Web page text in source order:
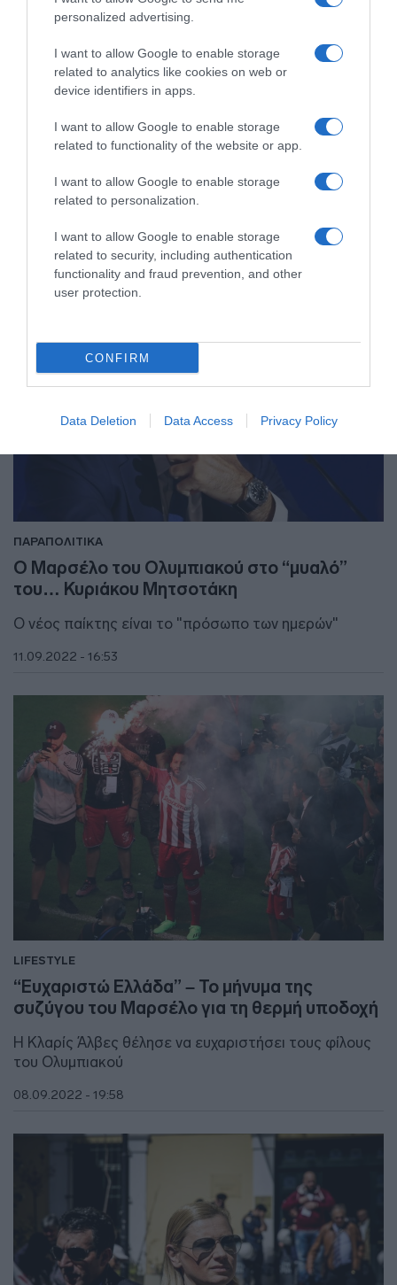
personalized advertising.
I want to allow Google to enable storage
related to analytics like cookies on web or
device identifiers in apps.
I want to allow Google to enable storage
related to functionality of the website or app.
I want to allow Google to enable storage
related to personalization.
I want to allow Google to enable storage
related to security, including authentication
functionality and fraud prevention, and other
user protection.
CONFIRM
Data Deletion Data Access Privacy Policy
ΑΘΛΗΤΙΚΑ
Ο Μπακαμπού “έφτιαξε” το ντεμπούτο του
Παρέμεινε στον πάγκο ο Μαρσέλο
02.10.2022 - 18:36
ΠΑΡΑΠΟΛΙΤΙΚΑ
Ο Μαρσέλο του Ολυμπιακού στο “μυαλό”
του… Κυριάκου Μητσοτάκη
Ο νέος παίκτης είναι το "πρόσωπο των ημερών"
11.09.2022 - 16:53
LIFESTYLE
“Ευχαριστώ Ελλάδα” – Το μήνυμα της
συζύγου του Μαρσέλο για τη θερμή υποδοχή
Η Κλαρίς Άλβες θέλησε να ευχαριστήσει τους φίλους
του Ολυμπιακού
08.09.2022 - 19:58